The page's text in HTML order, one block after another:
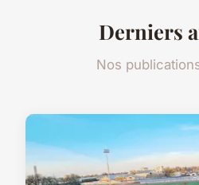
Derniers
Nos